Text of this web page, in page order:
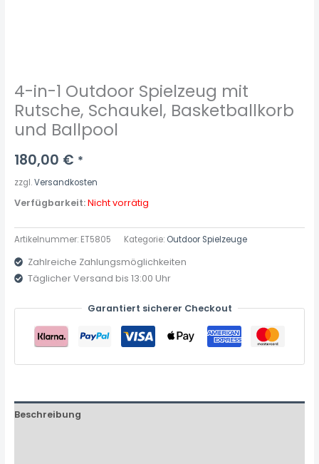
4-in-1 Outdoor Spielzeug mit
Rutsche, Schaukel, Basketballkorb
und Ballpool
180,00 € *
zzgl.Versandkosten
Verfügbarkeit:Nicht vorrätig
Artikelnummer: ET5805 Kategorie: Outdoor Spielzeuge
Zahlreiche Zahlungsmöglichkeiten
Täglicher Versand bis 13:00 Uhr
Garantiert sicherer Checkout
Beschreibung